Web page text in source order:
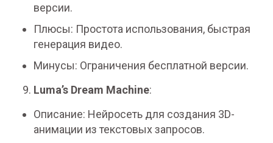
версии.
Плюсы: Простота использования, быстрая
генерация видео.
Минусы: Ограничения бесплатной версии.
Luma’s Dream Machine:
Описание: Нейросеть для создания 3D-
анимации из текстовых запросов.